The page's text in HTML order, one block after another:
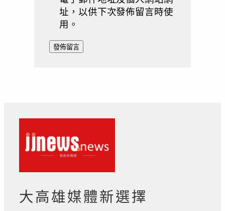
址，以供下次發佈留言時使
用。
大高雄媒體新選擇